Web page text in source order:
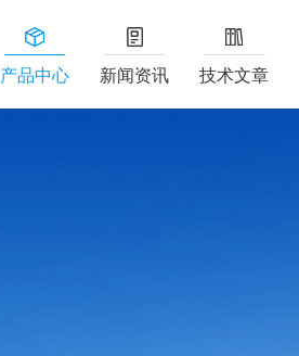
产品中心 新闻资讯 技术文章